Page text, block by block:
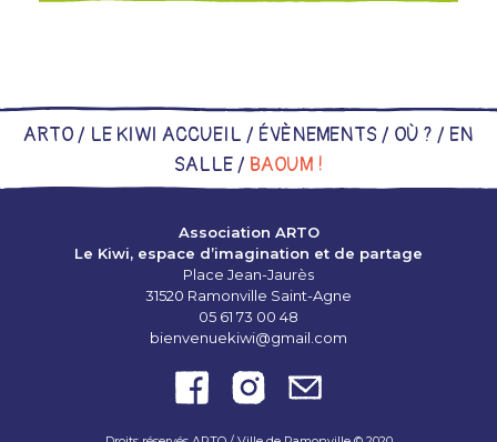
ARTO / LE KIWI ACCUEIL / ÉVÈNEMENTS / OÙ ? / EN
SALLE/ BAOUM !
Association ARTO
Le Kiwi, espace d’imagination et de partage
Place Jean-Jaurès
31520 Ramonville Saint-Agne
05 61 73 00 48
bienvenuekiwi@gmail.com